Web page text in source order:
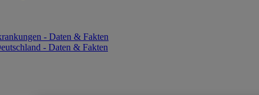
- Daten & Fakten
- Daten & Fakten